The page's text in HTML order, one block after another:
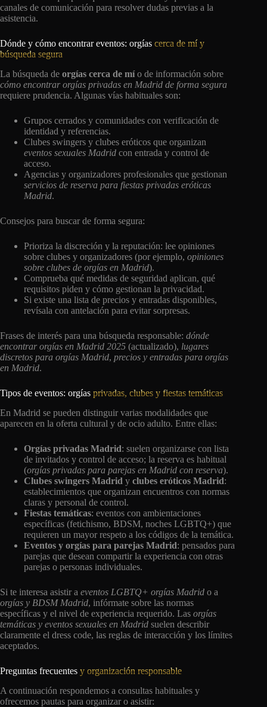
canales de comunicación para resolver dudas previas a la
asistencia.
Dónde y cómo encontrar eventos: orgías cerca de mí y
búsqueda segura
La búsqueda de orgías cerca de mío de información sobre
cómo encontrar orgías privadas en Madrid de forma segura
requiere prudencia. Algunas vías habituales son:
Grupos cerrados y comunidades con verificación de
identidad y referencias.
Clubes swingers y clubes eróticos que organizan
eventos sexuales Madrid con entrada y control de
acceso.
Agencias y organizadores profesionales que gestionan
servicios de reserva para fiestas privadas eróticas
Madrid.
Consejos para buscar de forma segura:
Prioriza la discreción y la reputación: lee opiniones
sobre clubes y organizadores (por ejemplo, opiniones
sobre clubes de orgías en Madrid).
Comprueba qué medidas de seguridad aplican, qué
requisitos piden y cómo gestionan la privacidad.
Si existe una lista de precios y entradas disponibles,
revísala con antelación para evitar sorpresas.
Frases de interés para una búsqueda responsable: dónde
encontrar orgías en Madrid 2025 (actualizado), lugares
discretos para orgías Madrid, precios y entradas para orgías
en Madrid.
Tipos de eventos: orgías privadas, clubes y fiestas temáticas
En Madrid se pueden distinguir varias modalidades que
aparecen en la oferta cultural y de ocio adulto. Entre ellas:
Orgías privadas Madrid: suelen organizarse con lista
de invitados y control de acceso; la reserva es habitual
(orgías privadas para parejas en Madrid con reserva).
Clubes swingers Madrid y clubes eróticos Madrid:
establecimientos que organizan encuentros con normas
claras y personal de control.
Fiestas temáticas: eventos con ambientaciones
específicas (fetichismo, BDSM, noches LGBTQ+) que
requieren un mayor respeto a los códigos de la temática.
Eventos y orgías para parejas Madrid: pensados para
parejas que desean compartir la experiencia con otras
parejas o personas individuales.
Si te interesa asistir a eventos LGBTQ+ orgías Madrid o a
orgías y BDSM Madrid, infórmate sobre las normas
específicas y el nivel de experiencia requerido. Las orgías
temáticas y eventos sexuales en Madrid suelen describir
claramente el dress code, las reglas de interacción y los límites
aceptados.
Preguntas frecuentes y organización responsable
A continuación respondemos a consultas habituales y
ofrecemos pautas para organizar o asistir: